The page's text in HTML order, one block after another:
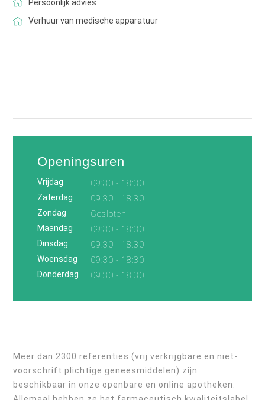
Persoonlijk advies
Verhuur van medische apparatuur
Openingsuren
Vrijdag
09:30 - 18:30
Zaterdag
09:30 - 18:30
Zondag
Gesloten
Maandag
09:30 - 18:30
Dinsdag
09:30 - 18:30
Woensdag
09:30 - 18:30
Donderdag
09:30 - 18:30
Meer dan 2300 referenties (vrij verkrijgbare en niet-
voorschrift plichtige geneesmiddelen) zijn
beschikbaar in onze openbare en online apotheken.